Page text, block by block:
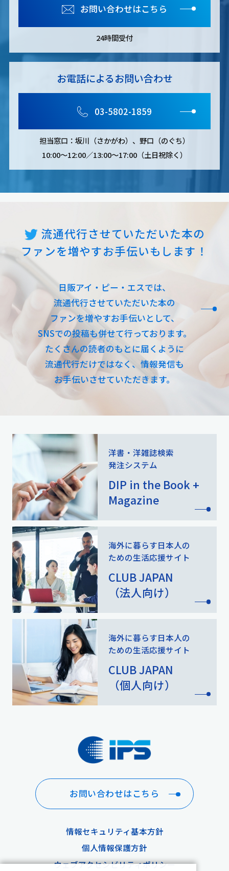
お問い合わせはこちら
24時間受付
お電話によるお問い合わせ
03-5802-1859
担当窓口：坂川（さかがわ）、野口（のぐち）
10:00～12:00／13:00～17:00（土日祝除く）
流通代行させていただいた本の
ファンを増やすお手伝いもします！
日販アイ・ピー・エスでは、
流通代行させていただいた本の
ファンを増やすお手伝いとして、
SNSでの投稿も併せて行っております。
たくさんの読者のもとに届くように
流通代行だけではなく、情報発信も
お手伝いさせていただきます。
洋書・洋雑誌検索
発注システム
DIP in the Book +
Magazine
海外に暮らす日本人の
ための生活応援サイト
CLUB JAPAN
（法人向け）
海外に暮らす日本人の
ための生活応援サイト
CLUB JAPAN
（個人向け）
お問い合わせはこちら
情報セキュリティ基本方針
個人情報保護方針
ウェブアクセシビリティポリシー